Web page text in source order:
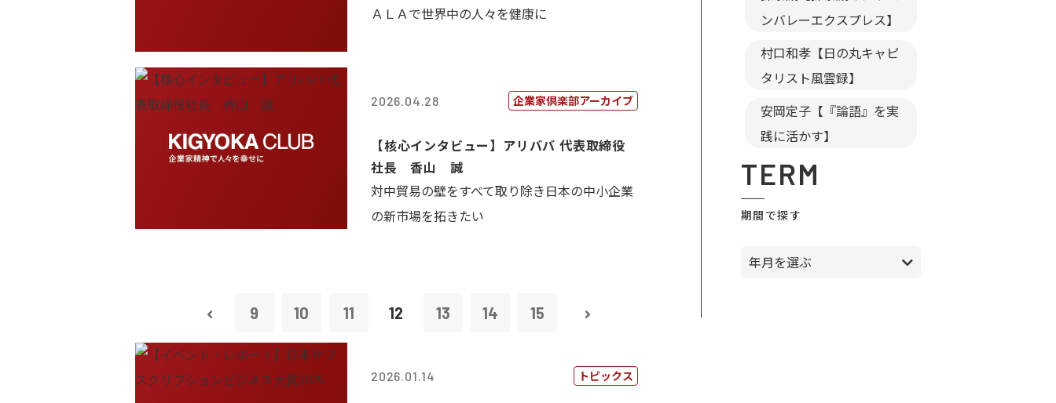
ＡＬＡで世界中の人々を健康に
2026.04.28 企業家倶楽部アーカイブ
【核心インタビュー】アリババ 代表取締役
社長 香山 誠
対中貿易の壁をすべて取り除き日本の中小企業
の新市場を拓きたい
9 10 11 12 13 14 15
2026.01.14 トピックス
ンバレーエクスプレス】
村口和孝【日の丸キャピ
タリスト風雲録】
安岡定子【『論語』を実
践に活かす】
TERM
期間で探す
年月を選ぶ